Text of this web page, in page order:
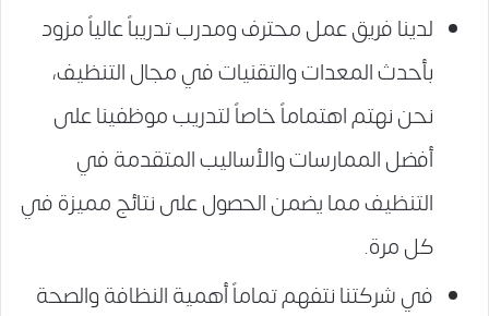
لدينا فريق عمل محترف ومدرب تدريباً عالياً مزود
بأحدث المعدات والتقنيات في مجال التنظيف،
نحن نهتم اهتماماً خاصاً لتدريب موظفينا على
أفضل الممارسات والأساليب المتقدمة في
التنظيف مما يضمن الحصول على نتائج مميزة في
كل مرة.
في شركتنا نتفهم تماماً أهمية النظافة والصحة